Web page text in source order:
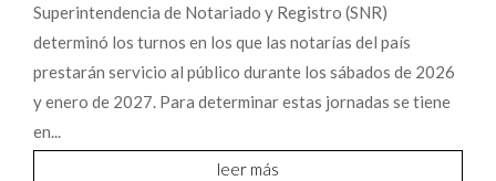
Superintendencia de Notariado y Registro (SNR)
determinó los turnos en los que las notarías del país
prestarán servicio al público durante los sábados de 2026
y enero de 2027. Para determinar estas jornadas se tiene
en...
leer más